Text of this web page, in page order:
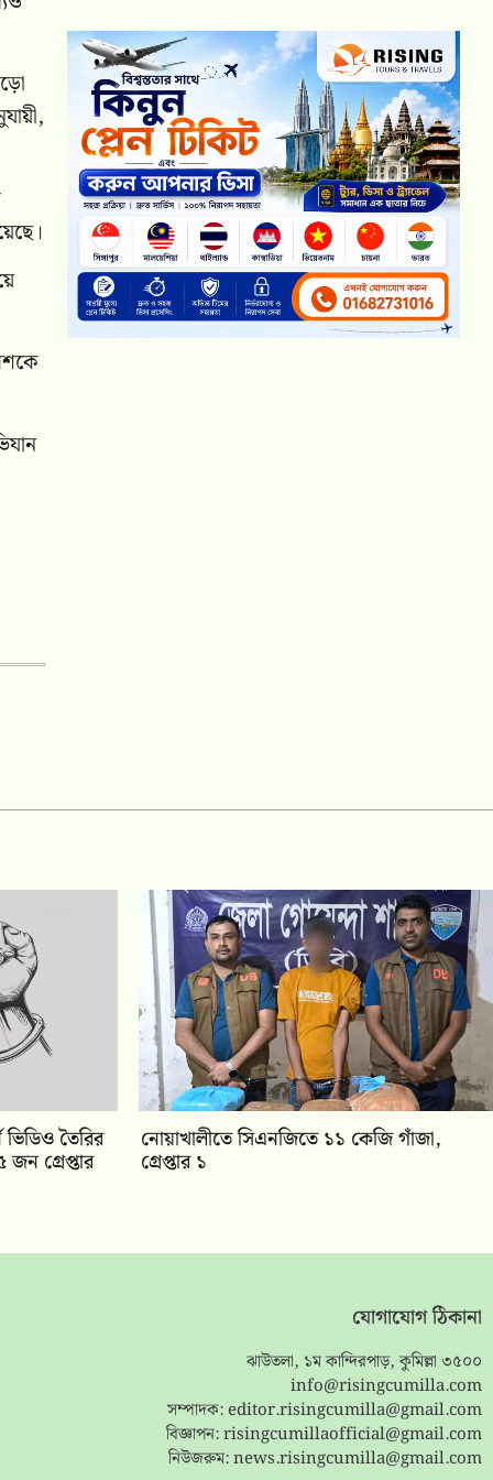
তৈরির
জন গ্রেপ্তার
নোয়াখালীতে সিএনজিতে ১১ কেজি গাঁজা,
গ্রেপ্তার ১
যোগাযোগ ঠিকানা
ঝাউতলা, ১ম কান্দিরপাড়, কুমিল্লা ৩৫০০
info@risingcumilla.com
সম্পাদক:editor.risingcumilla@gmail.com
বিজ্ঞাপন:risingcumillaofficial@gmail.com
নিউজরুম:news.risingcumilla@gmail.com